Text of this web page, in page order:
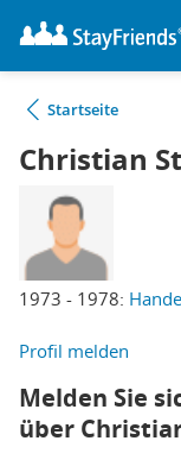
Startseite
Christian
1973 - 1978:
Profil melden
Melden Sie
über